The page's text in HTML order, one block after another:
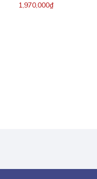
Gấp Gọn
1,970,000₫